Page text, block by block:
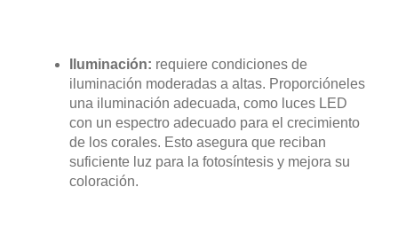
Iluminación: requiere condiciones de
iluminación moderadas a altas. Proporcióneles
una iluminación adecuada, como luces LED
con un espectro adecuado para el crecimiento
de los corales. Esto asegura que reciban
suficiente luz para la fotosíntesis y mejora su
coloración.